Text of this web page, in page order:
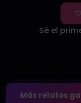
Sé el
Más relatos